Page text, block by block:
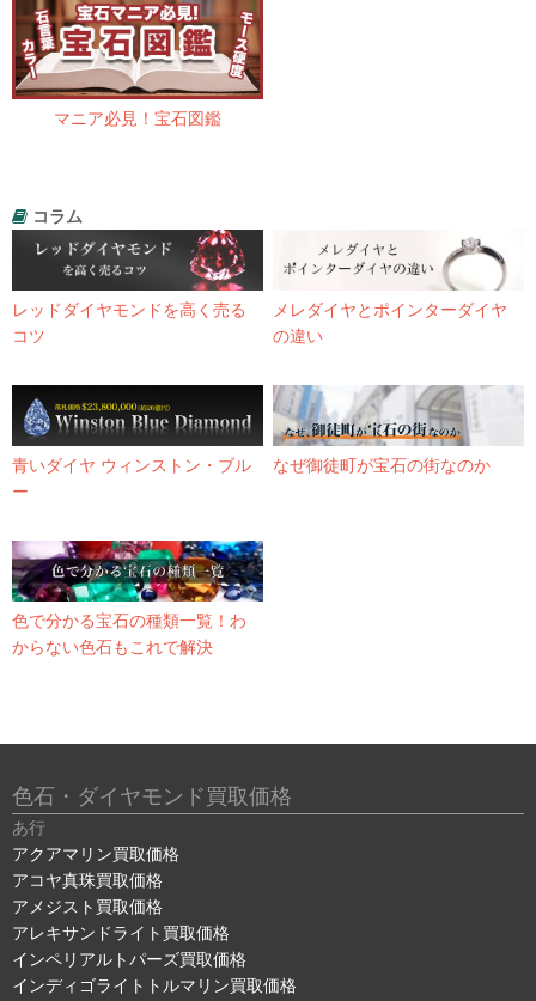
マニア必見！宝石図鑑
コラム
レッドダイヤモンドを高く売る
コツ
メレダイヤとポインターダイヤ
の違い
青いダイヤ ウィンストン・ブル
ー
なぜ御徒町が宝石の街なのか
色で分かる宝石の種類一覧！わ
からない色石もこれで解決
色石・ダイヤモンド買取価格
あ行
アクアマリン買取価格
アコヤ真珠買取価格
アメジスト買取価格
アレキサンドライト買取価格
インペリアルトパーズ買取価格
インディゴライトトルマリン買取価格